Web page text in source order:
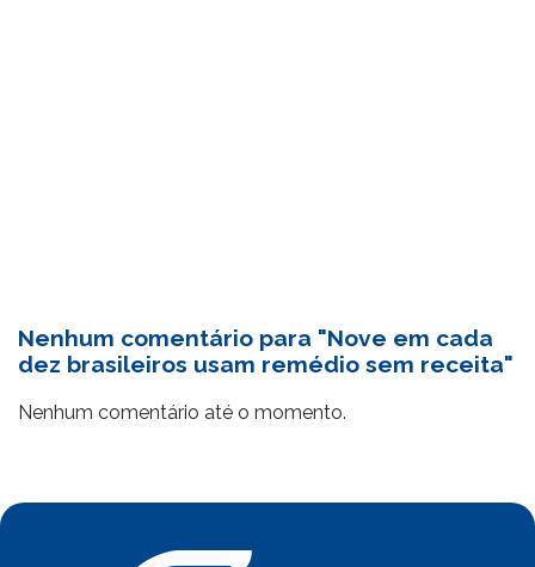
Nenhum comentário para "Nove em cada
dez brasileiros usam remédio sem receita"
Nenhum comentário até o momento.